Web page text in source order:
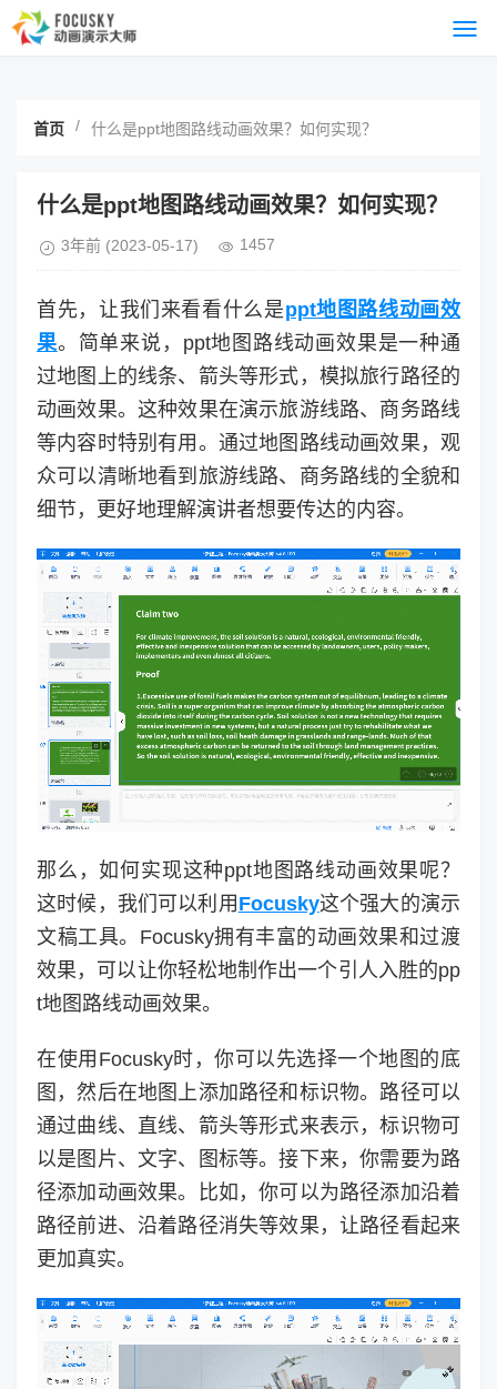
首页 / 什么是ppt地图路线动画效果？如何实现？
什么是ppt地图路线动画效果？如何实现？
3年前 (2023-05-17) 1457
首先，让我们来看看什么是ppt地图路线动画效
果。简单来说，ppt地图路线动画效果是一种通
过地图上的线条、箭头等形式，模拟旅行路径的
动画效果。这种效果在演示旅游线路、商务路线
等内容时特别有用。通过地图路线动画效果，观
众可以清晰地看到旅游线路、商务路线的全貌和
细节，更好地理解演讲者想要传达的内容。
那么，如何实现这种ppt地图路线动画效果呢？
这时候，我们可以利用 Focusky这个强大的演示
文稿工具。Focusky拥有丰富的动画效果和过渡
效果，可以让你轻松地制作出一个引人入胜的pp
t地图路线动画效果。
在使用Focusky时，你可以先选择一个地图的底
图，然后在地图上添加路径和标识物。路径可以
通过曲线、直线、箭头等形式来表示，标识物可
以是图片、文字、图标等。接下来，你需要为路
径添加动画效果。比如，你可以为路径添加沿着
路径前进、沿着路径消失等效果，让路径看起来
更加真实。